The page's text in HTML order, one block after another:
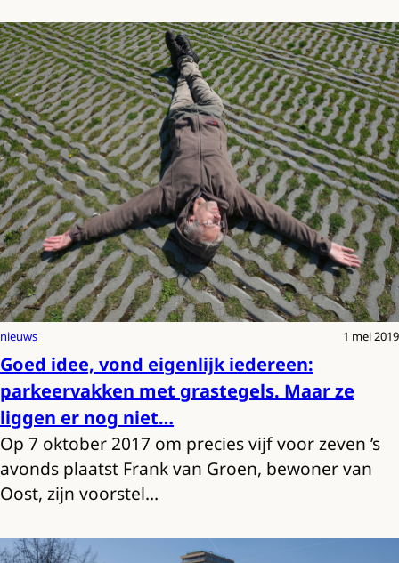
nieuws 1 mei 2019
Goed idee, vond eigenlijk iedereen:
parkeervakken met grastegels. Maar ze
liggen er nog niet…
Op 7 oktober 2017 om precies vijf voor zeven ’s
avonds plaatst Frank van Groen, bewoner van
Oost, zijn voorstel…